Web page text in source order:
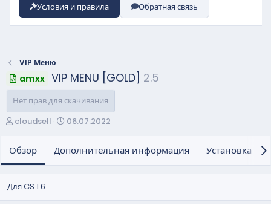
Условия и правила Обратная связь
VIP Меню
amxx VIP MENU [GOLD] 2.5
Нет прав для скачивания
А
т
о
cloudsell
Д
а
06.07.2022
Обзор Дополнительная информация Установка и
Для CS 1.6